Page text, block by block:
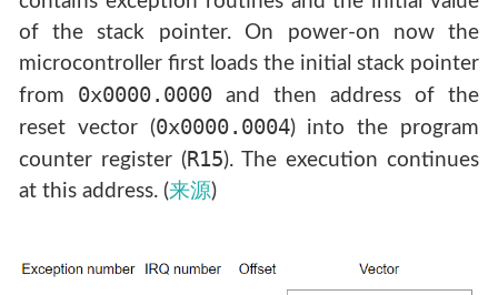
of the stack pointer. On power-on now the
microcontroller first loads the initial stack pointer
from 0x0000.0000and then address of the
reset vector (0x0000.0004) into the program
counter register (R15). The execution continues
at this address. (来源)